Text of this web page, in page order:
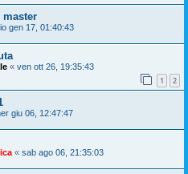
master
gen 17, 01:40:43
« ven ott 26, 19:35:43
1 2
giu 06, 12:47:47
« sab ago 06, 21:35:03